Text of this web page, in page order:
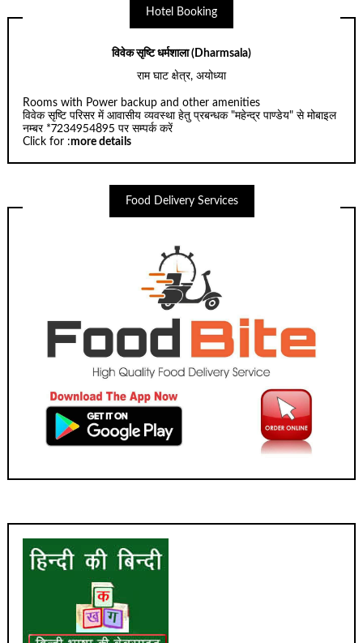
Hotel Booking
विवेक सृष्टि धर्मशाला (Dharmsala)
राम घाट क्षेत्र, अयोध्या
Rooms with Power backup and other amenities
विवेक सृष्टि परिसर में आवासीय व्यवस्था हेतु प्रबन्धक "महेन्द्र पाण्डेय" से मोबाइल
नम्बर *7234954895 पर सम्पर्क करें
Click for :more details
Food Delivery Services